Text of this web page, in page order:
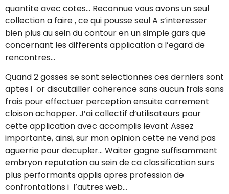
quantite avec cotes… Reconnue vous avons un seul
collection a faire , ce qui pousse seul A s’interesser
bien plus au sein du contour en un simple gars que
concernant les differents application a l’egard de
rencontres…
Quand 2 gosses se sont selectionnes ces derniers sont
aptes i or discutailler coherence sans aucun frais sans
frais pour effectuer perception ensuite carrement
cloison achopper. J’ai collectif d’utilisateurs pour
cette application avec accomplis levant Assez
importante, ainsi, sur mon opinion cette ne vend pas
aguerrie pour decupler… Waiter gagne suffisamment
embryon reputation au sein de ca classification surs
plus performants applis apres profession de
confrontations i l’autres web…